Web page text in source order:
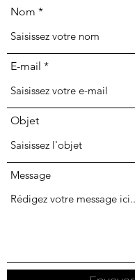
Nom
E-mail
Objet
Message